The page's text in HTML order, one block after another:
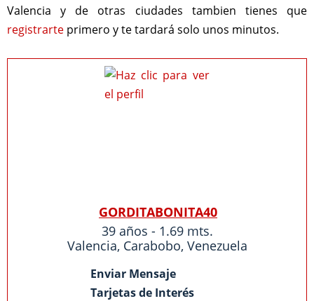
Valencia y de otras ciudades tambien tienes que
registrarte primero y te tardará solo unos minutos.
GORDITABONITA40
39 años - 1.69 mts.
Valencia, Carabobo, Venezuela
Enviar Mensaje
Tarjetas de Interés